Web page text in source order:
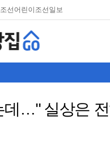
선어린이조선일보
데…" 실상은